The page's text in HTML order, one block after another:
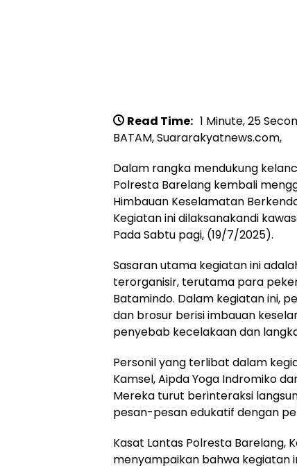
Read Time: 1 Minute, 25
BATAM, Suararakyatnews.com,
Dalam rangka mendukung
Polresta Barelang kembali
Himbauan Keselamatan
Kegiatan ini dilaksanakandi
Pada Sabtu pagi, (19/7/2025).
Sasaran utama kegiatan ini
terorganisir, terutama para
Batamindo. Dalam kegiatan ini,
dan brosur berisi imbauan
penyebab kecelakaan dan
Personil yang terlibat dalam
Kamsel, Aipda Yoga Indromiko
Mereka turut berinteraksi
pesan-pesan edukatif dengan
Kasat Lantas Polresta Barelang,
menyampaikan bahwa kegiatan